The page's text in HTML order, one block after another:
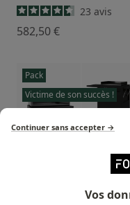
23 avis
582,50 €
Pack
Victime de son succès !
Continuer sans accepter →
Vos